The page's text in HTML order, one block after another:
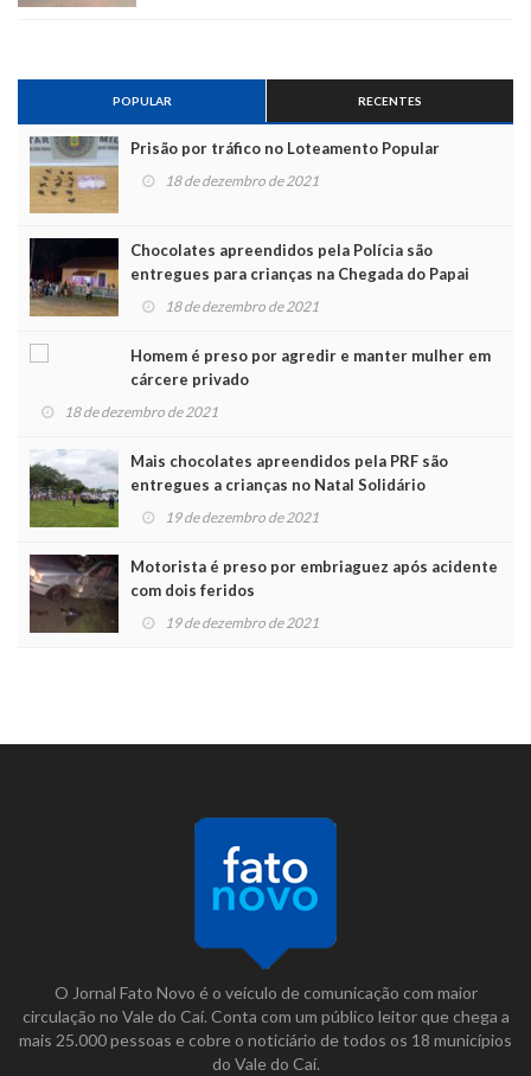
POPULAR RECENTES
Prisão por tráfico no Loteamento Popular
18 de dezembro de 2021
Chocolates apreendidos pela Polícia são
entregues para crianças na Chegada do Papai
Noel 18 de dezembro de 2021
Homem é preso por agredir e manter mulher em
cárcere privado
18 de dezembro de 2021
Mais chocolates apreendidos pela PRF são
entregues a crianças no Natal Solidário
19 de dezembro de 2021
Motorista é preso por embriaguez após acidente
com dois feridos
19 de dezembro de 2021
O Jornal Fato Novo é o veículo de comunicação com maior
circulação no Vale do Caí. Conta com um público leitor que chega a
mais 25.000 pessoas e cobre o noticiário de todos os 18 municípios
do Vale do Caí.